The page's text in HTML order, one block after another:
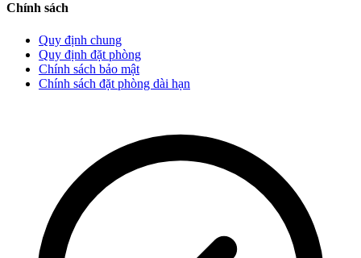
Chính sách
Quy định chung
Quy định đặt phòng
Chính sách bảo mật
Chính sách đặt phòng dài hạn